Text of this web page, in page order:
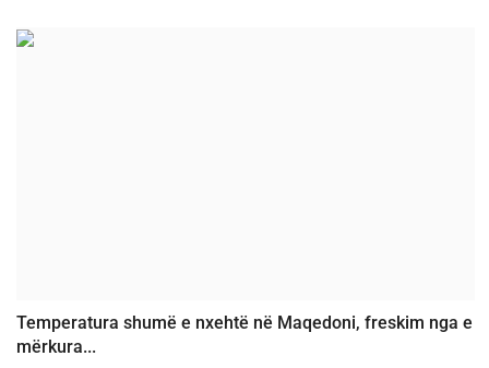
Temperatura shumë e nxehtë në Maqedoni, freskim nga e
mërkura...